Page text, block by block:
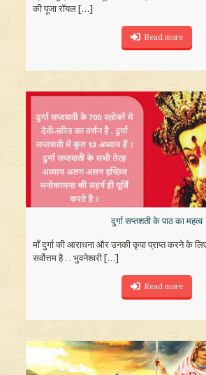
की पूजा रॉयल[…]
Read more
दुर्गा सप्तशती के पाठ का महत्व
माँ दुर्गा की आराधना और उनकी कृपा प्राप्त करने के लिए
सर्वोत्तम है . . भुवनेश्वरी[…]
Read more